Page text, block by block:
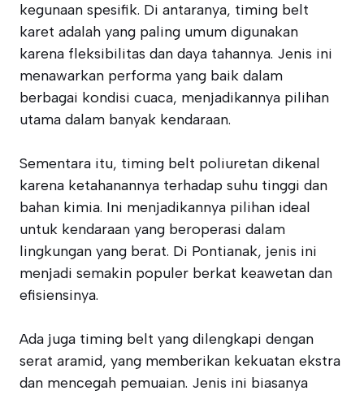
kegunaan spesifik. Di antaranya, timing belt
karet adalah yang paling umum digunakan
karena fleksibilitas dan daya tahannya. Jenis ini
menawarkan performa yang baik dalam
berbagai kondisi cuaca, menjadikannya pilihan
utama dalam banyak kendaraan.
Sementara itu, timing belt poliuretan dikenal
karena ketahanannya terhadap suhu tinggi dan
bahan kimia. Ini menjadikannya pilihan ideal
untuk kendaraan yang beroperasi dalam
lingkungan yang berat. Di Pontianak, jenis ini
menjadi semakin populer berkat keawetan dan
efisiensinya.
Ada juga timing belt yang dilengkapi dengan
serat aramid, yang memberikan kekuatan ekstra
dan mencegah pemuaian. Jenis ini biasanya